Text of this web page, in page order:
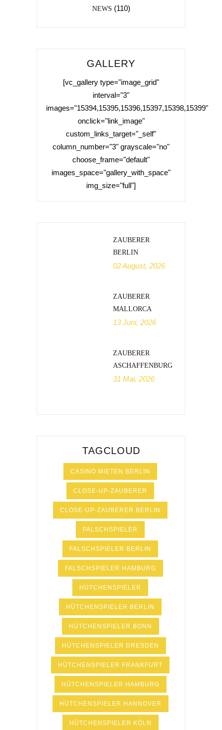
NEWS (110)
GALLERY
[vc_gallery type="image_grid"
interval="3"
images="15394,15395,15396,15397,15398,15399"
onclick="link_image"
custom_links_target="_self"
column_number="3" grayscale="no"
choose_frame="default"
images_space="gallery_with_space"
img_size="full"]
ZAUBERER
BERLIN
02 August, 2026
ZAUBERER
MALLORCA
13 Juni, 2026
ZAUBERER
ASCHAFFENBURG
31 Mai, 2026
TAGCLOUD
CASINO MIETEN BERLIN
CLOSE-UP-ZAUBERER
CLOSE-UP-ZAUBERER BERLIN
FALSCHSPIELER
FALSCHSPIELER BERLIN
FALSCHSPIELER HAMBURG
HÜTCHENSPIELER
HÜTCHENSPIELER BERLIN
HÜTCHENSPIELER BONN
HÜTCHENSPIELER DRESDEN
HÜTCHENSPIELER FRANKFURT
HÜTCHENSPIELER HAMBURG
HÜTCHENSPIELER HANNOVER
HÜTCHENSPIELER KÖLN